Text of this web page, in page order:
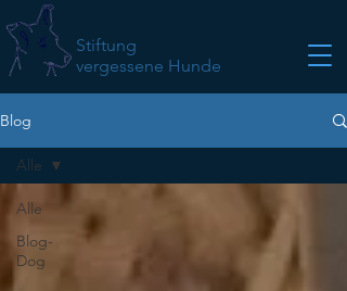
Stiftung
vergessene Hunde
Blog
Alle
Blog-
Dog
Alle